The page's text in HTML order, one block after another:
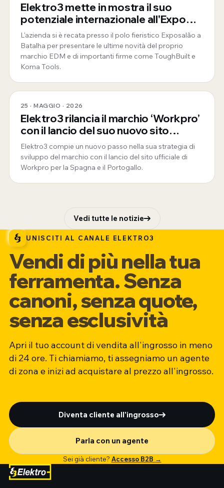
Elektro3 mette in mostra il suo
potenziale internazionale all'Expo
Mosqueteiros in Portogallo
L'azienda si è recata presso il polo fieristico Exposalão a
Batalha per presentare le ultime novità del proprio
marchio EDM e di importanti firme come ToughBuilt e
Koma Tools.
25 · MAGGIO · 2026
Elektro3 rilancia il marchio ‘Workpro’
con il lancio del suo nuovo sito
ufficiale per la Spagna e il Portogallo
Elektro3 compie un nuovo passo nella sua strategia di
sviluppo del marchio con il lancio del sito ufficiale di
Workpro per la Spagna e il Portogallo.
Vedi tutte le notizie
UNISCITI AL CANALE ELEKTRO3
Vendi di più nella tua
ferramenta. Senza
canoni, senza quote,
senza esclusività
Apri il tuo account di vendita all'ingrosso in meno
di 24 ore. Ti chiamiamo, ti assegniamo un agente
di zona e inizi ad acquistare al prezzo all'ingrosso.
Diventa cliente all'ingrosso
Parla con un agente
Sei già cliente? Accesso B2B →